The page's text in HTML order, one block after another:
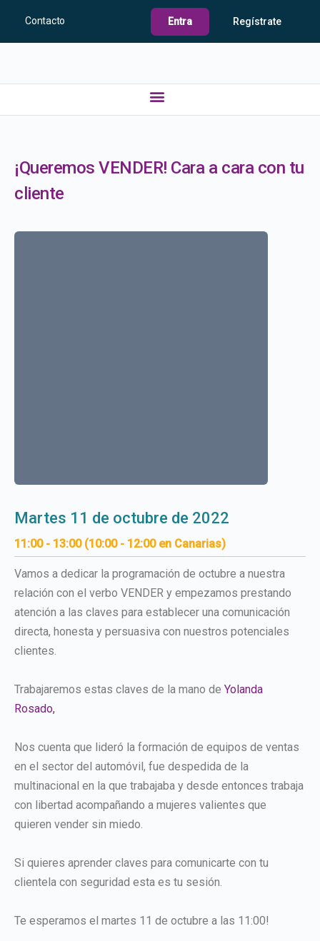
Contacto Entra Regístrate
¡Queremos VENDER! Cara a cara con tu
cliente
martes 11 de octubre de 2022
11:00 - 13:00 (10:00 - 12:00 en Canarias)
Vamos a dedicar la programación de octubre a nuestra
relación con el verbo VENDER y empezamos prestando
atención a las claves para establecer una comunicación
directa, honesta y persuasiva con nuestros potenciales
clientes.
Trabajaremos estas claves de la mano de Yolanda
Rosado,
Nos cuenta que lideró la formación de equipos de ventas
en el sector del automóvil, fue despedida de la
multinacional en la que trabajaba y desde entonces trabaja
con libertad acompañando a mujeres valientes que
quieren vender sin miedo.
Si quieres aprender claves para comunicarte con tu
clientela con seguridad esta es tu sesión.
Te esperamos el martes 11 de octubre a las 11:00!